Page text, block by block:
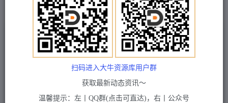
付费项目 福缘网 正文
抖音快速涨粉秘籍，教你如何快速涨到千粉，工作
室可矩阵操作
付费资源
扫码进入大牛资源库用户群
获取最新动态资讯～
温馨提示：左丨QQ群(点击可直达)，右丨公众号